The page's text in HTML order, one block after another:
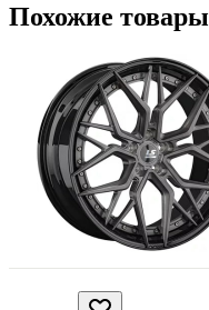
Похожие товары